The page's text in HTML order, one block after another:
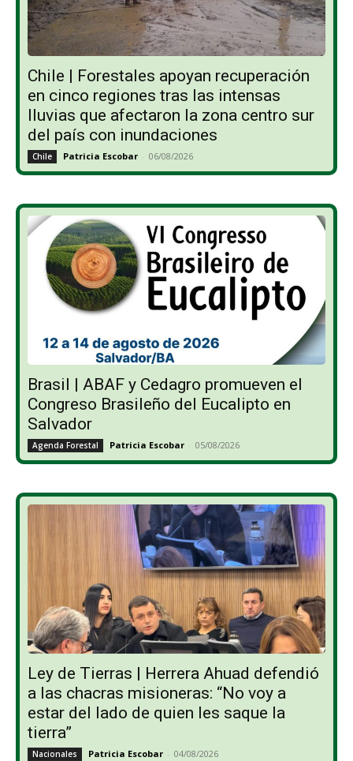
Chile | Forestales apoyan recuperación
en cinco regiones tras las intensas
lluvias que afectaron la zona centro sur
del país con inundaciones
Chile Patricia Escobar - 06/08/2026
Brasil | ABAF y Cedagro promueven el
Congreso Brasileño del Eucalipto en
Salvador
Agenda Forestal Patricia Escobar - 05/08/2026
Ley de Tierras | Herrera Ahuad defendió
a las chacras misioneras: “No voy a
estar del lado de quien les saque la
tierra”
Nacionales Patricia Escobar - 04/08/2026